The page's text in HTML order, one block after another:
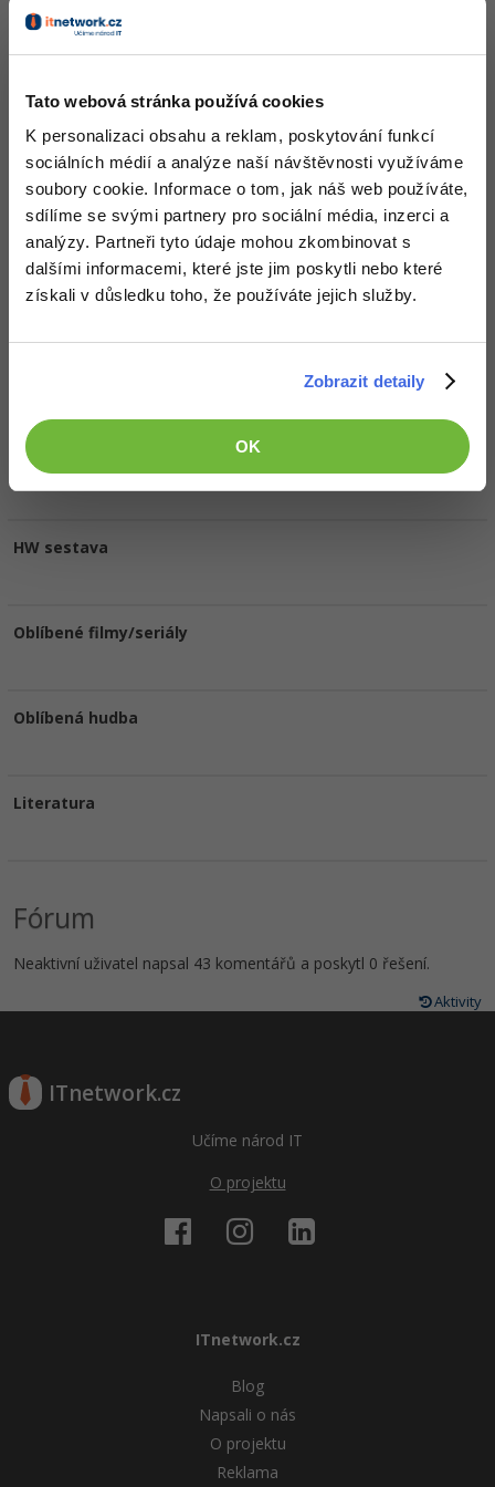
Tato webová stránka používá cookies
K personalizaci obsahu a reklam, poskytování funkcí
sociálních médií a analýze naší návštěvnosti využíváme
soubory cookie. Informace o tom, jak náš web používáte,
sdílíme se svými partnery pro sociální média, inzerci a
analýzy. Partneři tyto údaje mohou zkombinovat s
dalšími informacemi, které jste jim poskytli nebo které
získali v důsledku toho, že používáte jejich služby.
Zobrazit detaily
OK
se začínají stavět proti
šifrování a zavádět
Zobrazit vše (82)
Ocenění
Neaktivní uživatel zatím nezískal žádná ocenění.
Oblíbené IDE, Editor
HW sestava
Oblíbené filmy/seriály
Oblíbená hudba
Literatura
Fórum
Neaktivní uživatel napsal 43 komentářů a poskytl 0 řešení.
Aktivity
ITnetwork.cz
Učíme národ IT
O projektu
ITnetwork.cz
Blog
Napsali o nás
O projektu
Reklama